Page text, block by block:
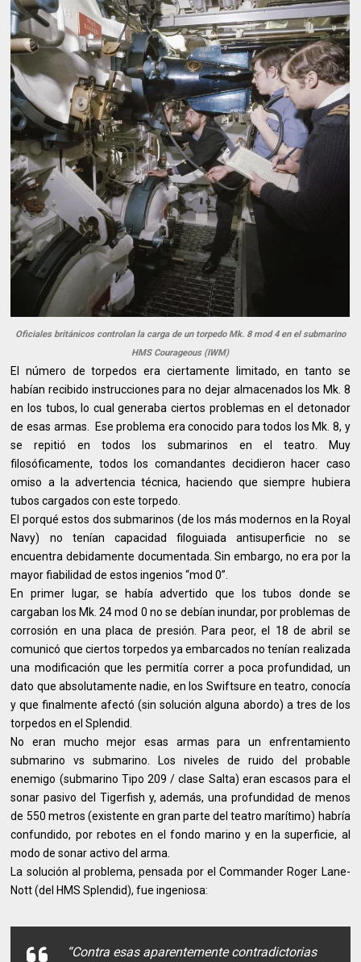
Oficiales británicos controlan la carga de un torpedo Mk. 8 mod 4 en el submarino
HMS Courageous (IWM)
El número de torpedos era ciertamente limitado, en tanto se
habían recibido instrucciones para no dejar almacenados los Mk. 8
en los tubos, lo cual generaba ciertos problemas en el detonador
de esas armas. Ese problema era conocido para todos los Mk. 8, y
se repitió en todos los submarinos en el teatro. Muy
filosóficamente, todos los comandantes decidieron hacer caso
omiso a la advertencia técnica, haciendo que siempre hubiera
tubos cargados con este torpedo.
El porqué estos dos submarinos (de los más modernos en la Royal
Navy) no tenían capacidad filoguiada antisuperficie no se
encuentra debidamente documentada. Sin embargo, no era por la
mayor fiabilidad de estos ingenios “mod 0”.
En primer lugar, se había advertido que los tubos donde se
cargaban los Mk. 24 mod 0 no se debían inundar, por problemas de
corrosión en una placa de presión. Para peor, el 18 de abril se
comunicó que ciertos torpedos ya embarcados no tenían realizada
una modificación que les permitía correr a poca profundidad, un
dato que absolutamente nadie, en los Swiftsure en teatro, conocía
y que finalmente afectó (sin solución alguna abordo) a tres de los
torpedos en el Splendid.
No eran mucho mejor esas armas para un enfrentamiento
submarino vs submarino. Los niveles de ruido del probable
enemigo (submarino Tipo 209 / clase Salta) eran escasos para el
sonar pasivo del Tigerfish y, además, una profundidad de menos
de 550 metros (existente en gran parte del teatro marítimo) habría
confundido, por rebotes en el fondo marino y en la superficie, al
modo de sonar activo del arma.
La solución al problema, pensada por el Commander Roger Lane-
Nott (del HMS Splendid), fue ingeniosa:
“Contra esas aparentemente contradictorias